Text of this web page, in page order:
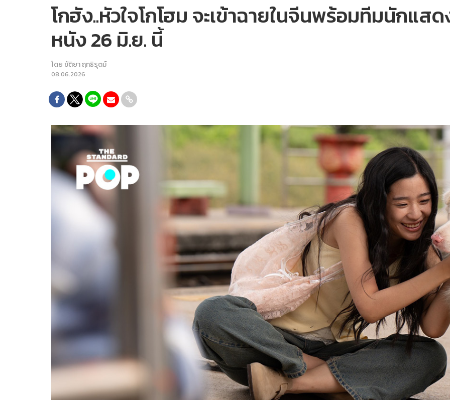
โกฮัง..หัวใจโกโฮม จะเข้าฉายในจีนพร้อมทีมนักแ
หนัง 26 มิ.ย. นี้
โดย ขัติยา ฤทธิรุตม์
08.06.2026